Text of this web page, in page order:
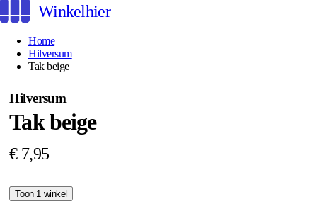
Winkelhier
Home
Hilversum
Tak beige
Hilversum
Tak beige
€ 7,95
Toon 1 winkel